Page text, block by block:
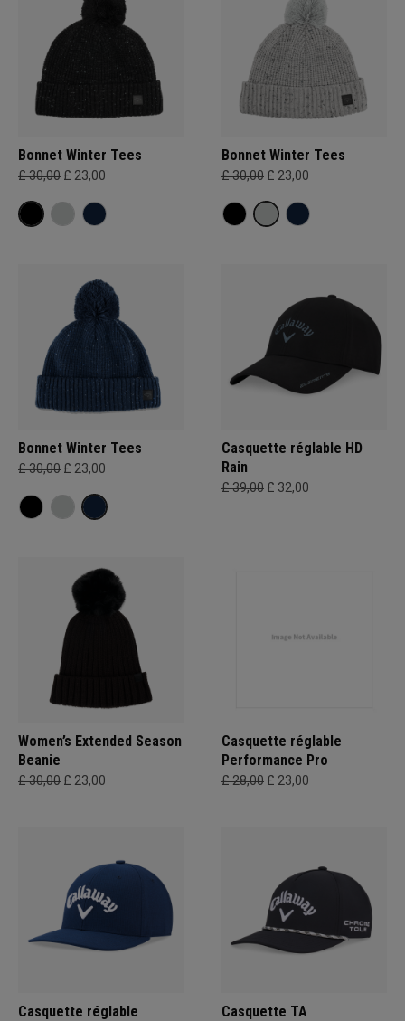
Bonnet Winter Tees
£ 30,00 £ 23,00
Bonnet Winter Tees
£ 30,00 £ 23,00
Bonnet Winter Tees
£ 30,00 £ 23,00
Casquette réglable HD
Rain
£ 39,00 £ 32,00
Women’s Extended Season
Beanie
£ 30,00 £ 23,00
Casquette réglable
Performance Pro
£ 28,00 £ 23,00
Casquette réglable
Casquette TA